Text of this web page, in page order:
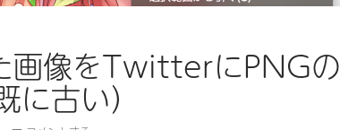
画像をTwitterにPNGの
古い）